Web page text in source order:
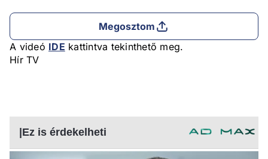
Megosztom
A videó IDE kattintva tekinthető meg.
Hír TV